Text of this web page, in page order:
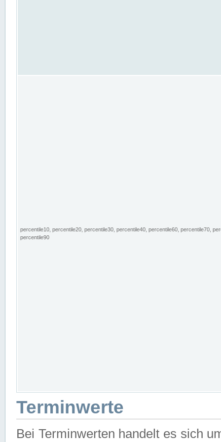
percentile10, percentile20, percentile30, percentile40, percentile60, percentile70,
percentile90
Terminwerte
Bei Terminwerten handelt es sich